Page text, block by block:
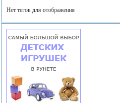
Нет тегов для отображения